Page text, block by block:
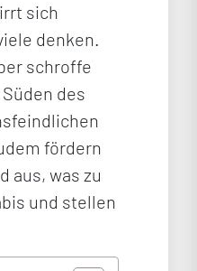
sich
denken.
schroffe
des
fördern
aus, was zu
und stellen